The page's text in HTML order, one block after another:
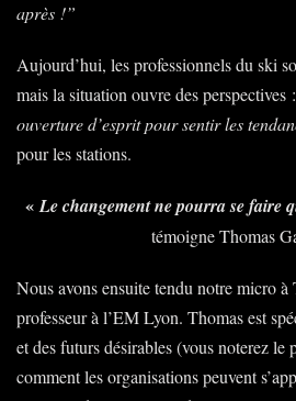
après !”
Aujourd’hui, les professionnels du ski
mais la situation ouvre des perspectives
ouverture d’esprit pour sentir les
pour les stations.
«Le changement ne pourra se faire
témoigne Thomas
Nous avons ensuite tendu notre micro à
professeur à l’EM Lyon. Thomas est
et des futurs désirables (vous noterez
comment les organisations peuvent